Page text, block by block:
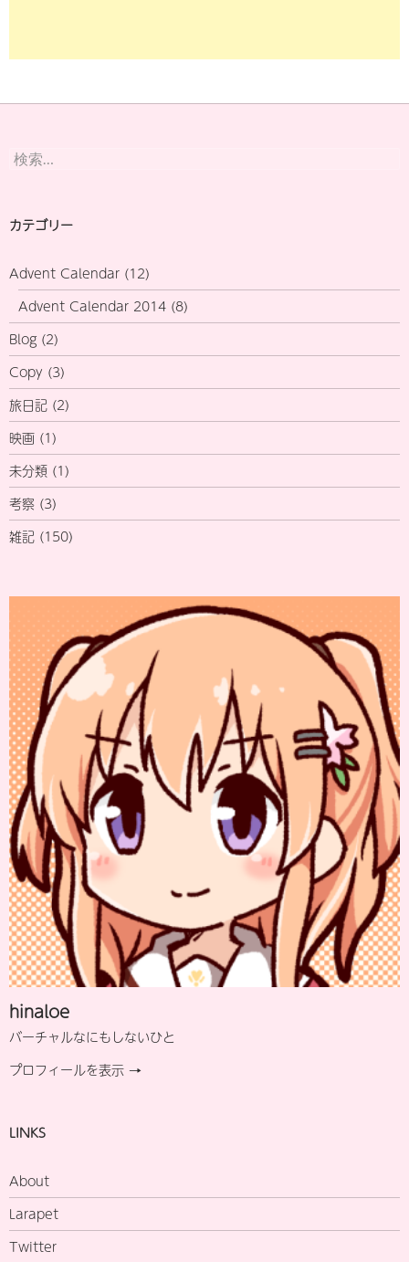
検
索:
カテゴリー
Advent Calendar (12)
Advent Calendar 2014 (8)
Blog (2)
Copy (3)
旅日記 (2)
映画 (1)
未分類 (1)
考察 (3)
雑記 (150)
hinaloe
バーチャルなにもしないひと
プロフィールを表示 →
LINKS
About
Larapet
Twitter